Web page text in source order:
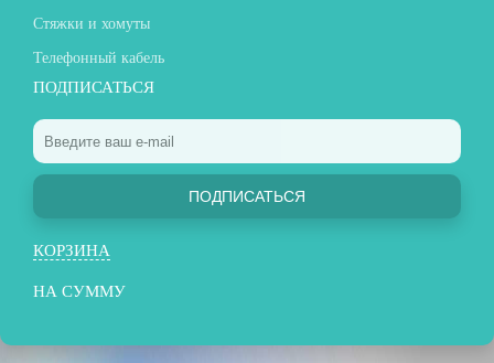
Стяжки и хомуты
Телефонный кабель
ПОДПИСАТЬСЯ
ПОДПИСАТЬСЯ
КОРЗИНА
НА СУММУ